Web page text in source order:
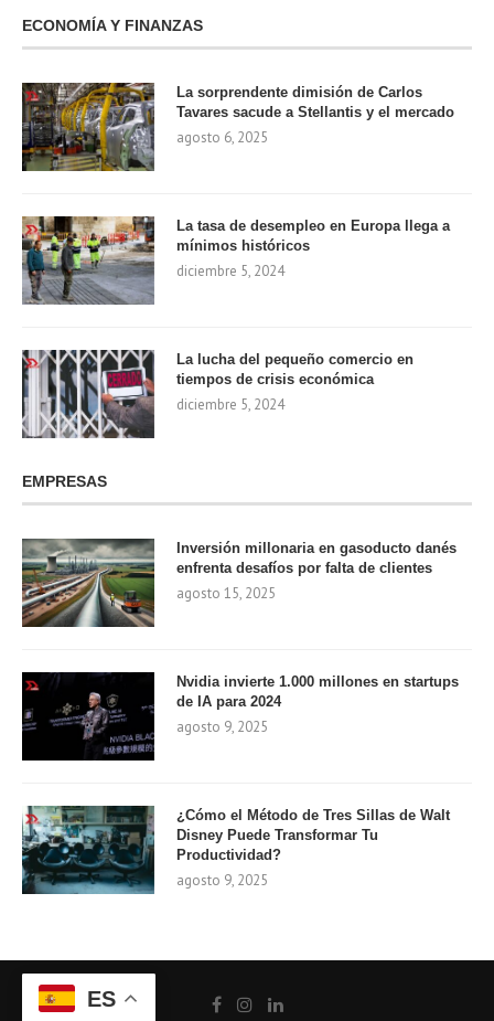
ECONOMÍA Y FINANZAS
La sorprendente dimisión de Carlos
Tavares sacude a Stellantis y el mercado
agosto 6, 2025
La tasa de desempleo en Europa llega a
mínimos históricos
diciembre 5, 2024
La lucha del pequeño comercio en
tiempos de crisis económica
diciembre 5, 2024
EMPRESAS
Inversión millonaria en gasoducto danés
enfrenta desafíos por falta de clientes
agosto 15, 2025
Nvidia invierte 1.000 millones en startups
de IA para 2024
agosto 9, 2025
¿Cómo el Método de Tres Sillas de Walt
Disney Puede Transformar Tu
Productividad?
agosto 9, 2025
ES